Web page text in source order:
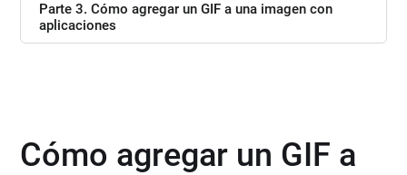
Parte 3. Cómo agregar un GIF a una imagen con
aplicaciones
Cómo agregar un GIF a